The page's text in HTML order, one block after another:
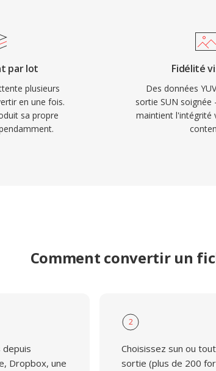
par lot
plusieurs
en une fois.
sa propre
Fidélité
Des données
sortie SUN
maintient l'intégrité
Comment convertir un
depuis
Dropbox, une
2
Choisissez sun ou
sortie (plus de 200